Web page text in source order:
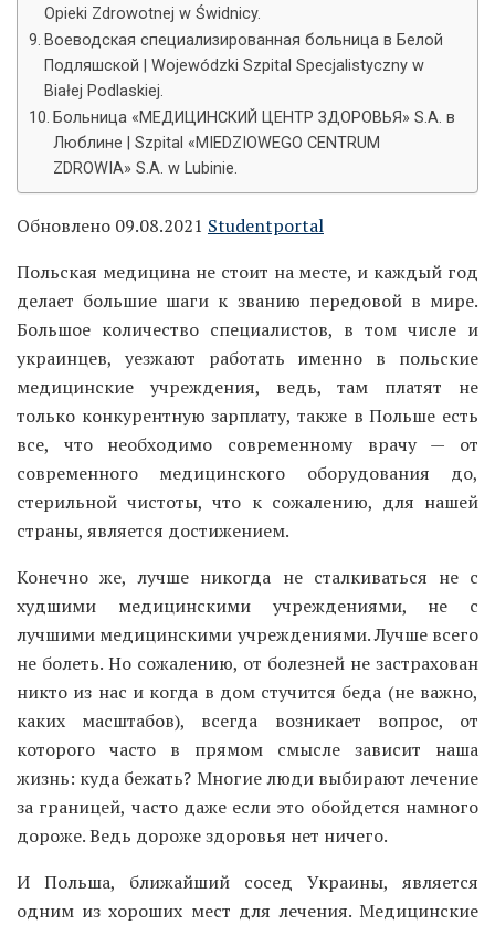
Opieki Zdrowotnej w Świdnicy.
Воеводская специализированная больница в Белой
Подляшской | Wojewódzki Szpital Specjalistyczny w
Białej Podlaskiej.
Больница «МЕДИЦИНСКИЙ ЦЕНТР ЗДОРОВЬЯ» S.A. в
Люблине | Szpital «MIEDZIOWEGO CENTRUM
ZDROWIA» S.A. w Lubinie.
Обновлено 09.08.2021 Studentportal
Польская медицина не стоит на месте, и каждый год
делает большие шаги к званию передовой в мире.
Большое количество специалистов, в том числе и
украинцев, уезжают работать именно в польские
медицинские учреждения, ведь, там платят не
только конкурентную зарплату, также в Польше есть
все, что необходимо современному врачу — от
современного медицинского оборудования до,
стерильной чистоты, что к сожалению, для нашей
страны, является достижением.
Конечно же, лучше никогда не сталкиваться не с
худшими медицинскими учреждениями, не с
лучшими медицинскими учреждениями. Лучше всего
не болеть. Но сожалению, от болезней не застрахован
никто из нас и когда в дом стучится беда (не важно,
каких масштабов), всегда возникает вопрос, от
которого часто в прямом смысле зависит наша
жизнь: куда бежать? Многие люди выбирают лечение
за границей, часто даже если это обойдется намного
дороже. Ведь дороже здоровья нет ничего.
И Польша, ближайший сосед Украины, является
одним из хороших мест для лечения. Медицинские